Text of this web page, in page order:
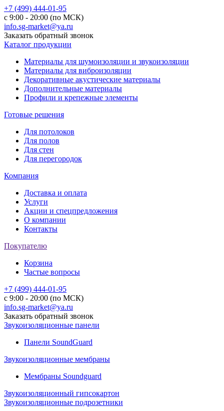
+7 (499) 444-01-95
с 9:00 - 20:00 (по МСК)
info.sg-market@ya.ru
Заказать обратный звонок
Каталог продукции
Материалы для шумоизоляции и звукоизоляции
Материалы для виброизоляции
Декоративные акустические материалы
Дополнительные материалы
Профили и крепежные элементы
Готовые решения
Для потолоков
Для полов
Для стен
Для перегородок
Компания
Доставка и оплата
Услуги
Акции и спецпредложения
О компании
Контакты
Покупателю
Корзина
Частые вопросы
+7 (499) 444-01-95
с 9:00 - 20:00 (по МСК)
info.sg-market@ya.ru
Заказать обратный звонок
Звукоизоляционные панели
Панели SoundGuard
Звукоизоляционные мембраны
Мембраны Soundguard
Звукоизоляционный гипсокартон
Звукоизоляционные подрозетники